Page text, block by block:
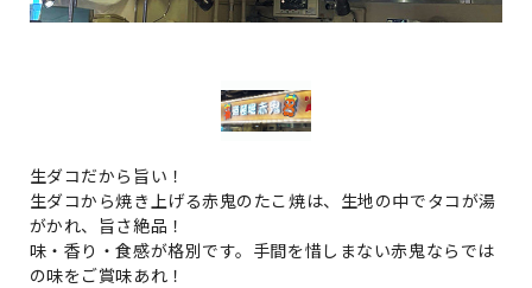
生ダコだから旨い！
生ダコから焼き上げる赤鬼のたこ焼は、生地の中でタコが湯
がかれ、旨さ絶品！
味・香り・食感が格別です。⼿間を惜しまない赤鬼ならでは
の味をご賞味あれ！